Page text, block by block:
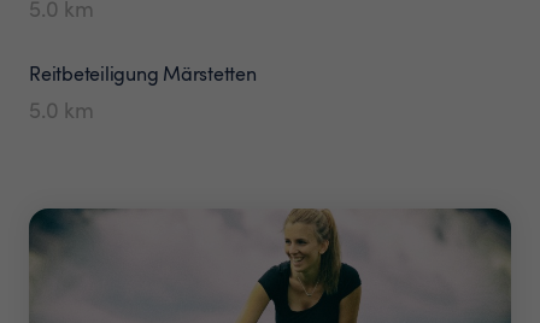
5.0 km
Reitbeteiligung Märstetten
5.0 km